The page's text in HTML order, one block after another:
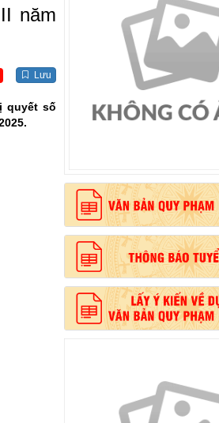
cách Hồ Chí Minh”
năm
Lưu
quyết số